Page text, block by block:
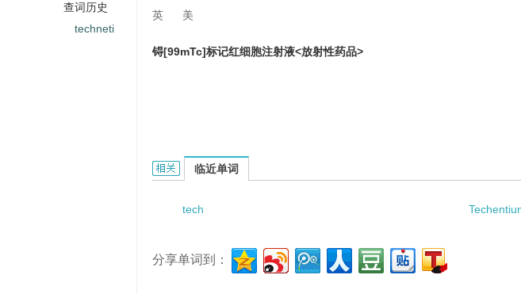
英 美
锝[99mTc]标记红细胞注射液<放射性药品>
technetium red blood cells injection的相关资料：
临近单词
tech
分享单词到：
查词历史
techneti